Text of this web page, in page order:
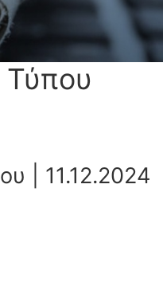
Τύπου
| 11.12.2024